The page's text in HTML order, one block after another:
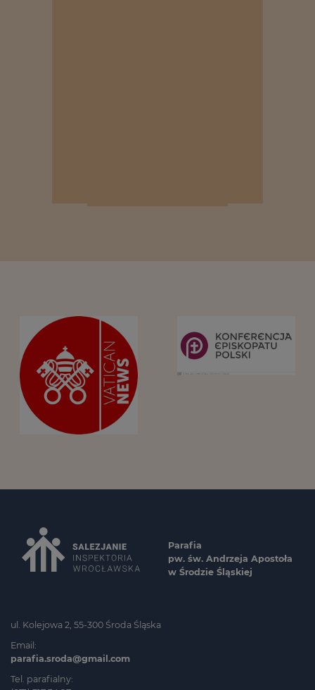
Parafia
pw. św. Andrzeja Apostoła
w Środzie Śląskiej
ul. Kolejowa 2, 55-300 Środa Śląska
Email:
parafia.sroda@gmail.com
Tel. parafialny: